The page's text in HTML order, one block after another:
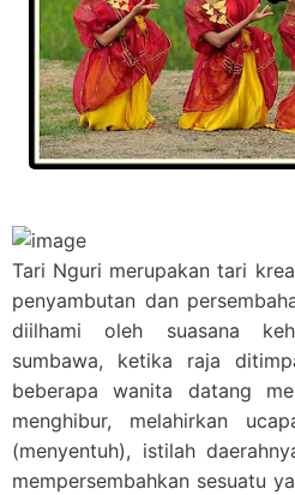
Tari Nguri merupakan tari
penyambutan dan
diilhami oleh suasana
sumbawa, ketika raja
beberapa wanita datang
menghibur, melahirkan
(menyentuh), istilah
mempersembahkan sesuatu